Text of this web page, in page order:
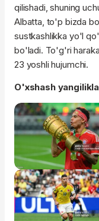
qilishadi, shuning
Albatta, to'p bizda
sustkashlikka yo'l
bo'ladi. To'g'ri
23 yoshli hujumchi.
O'xshash